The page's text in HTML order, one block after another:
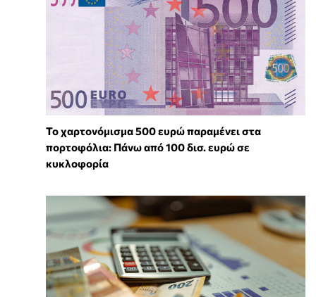
Το χαρτονόμισμα 500 ευρώ παραμένει στα
πορτοφόλια: Πάνω από 100 δισ. ευρώ σε
κυκλοφορία